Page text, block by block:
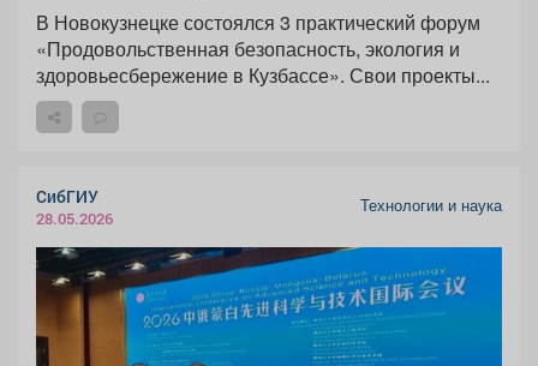
В Новокузнецке состоялся 3 практический форум
«Продовольственная безопасность, экология и
здоровьесбережение в Кузбассе». Свои проекты...
СибГИУ
28.05.2026
Технологии и наука